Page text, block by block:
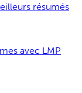
résumés
avec LMP